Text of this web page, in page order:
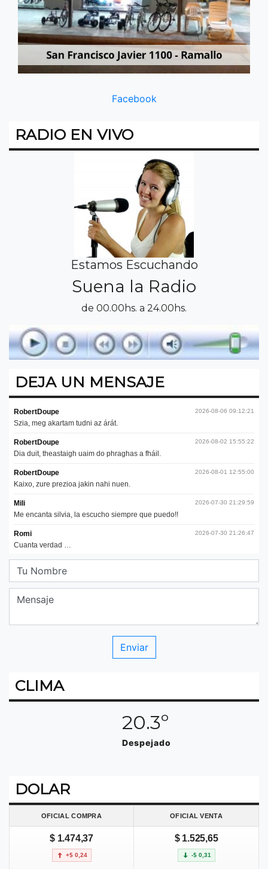
Facebook
RADIO EN VIVO
Estamos Escuchando
Suena la Radio
de 00.00hs. a 24.00hs.
DEJA UN MENSAJE
CLIMA
20.3º
Despejado
DOLAR
OFICIAL COMPRA OFICIAL VENTA
$ 1.474,37
+$ 0,24
$ 1.525,65
-$ 0,31